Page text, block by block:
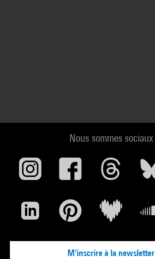
Nous sommes sociaux
M'inscrire à la newsletter